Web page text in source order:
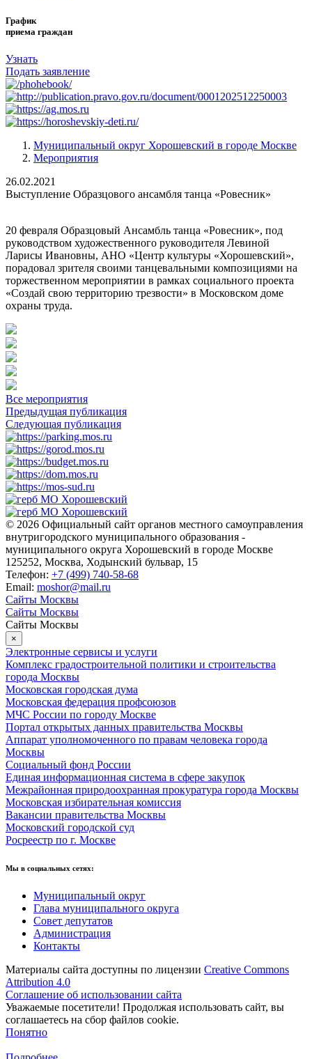
График
приема граждан
Узнать
Подать заявление
Муниципальный округ Хорошевский в городе Москве
Мероприятия
26.02.2021
Выступление Образцового ансамбля танца «Ровесник»
20 февраля Образцовый Ансамбль танца «Ровесник», под
руководством художественного руководителя Левиной
Ларисы Ивановны, АНО «Центр культуры «Хорошевский»,
порадовал зрителя своими танцевальными композициями на
торжественном мероприятии в рамках социального проекта
«Создай свою территорию трезвости» в Московском доме
охраны труда.
Все мероприятия
Предыдущая публикация
Следующая публикация
© 2026 Официальный сайт органов местного самоуправления
внутригородского муниципального образования -
муниципального округа Хорошевский в городе Москве
125252, Москва, Ходынский бульвар, 15
Телефон: +7 (499) 740-58-68
Email: moshor@mail.ru
Сайты Москвы
Сайты Москвы
Сайты Москвы
×
Электронные сервисы и услуги
Комплекс градостроительной политики и строительства
города Москвы
Московская городская дума
Московская федерация профсоюзов
МЧС России по городу Москве
Портал открытых данных правительства Москвы
Аппарат уполномоченного по правам человека города
Москвы
Социальный фонд России
Единая информационная система в сфере закупок
Межрайонная природоохранная прокуратура города Москвы
Московская избирательная комиссия
Вакансии правительства Москвы
Московский городской суд
Росреестр по г. Москве
Мы в социальных сетях:
Муниципальный округ
Глава муниципального округа
Совет депутатов
Администрация
Контакты
Материалы сайта доступны по лицензии Creative Commons
Attribution 4.0
Соглашение об использовании сайта
Уважаемые посетители! Продолжая использовать сайт, вы
соглашаетесь на сбор файлов cookie.
Понятно